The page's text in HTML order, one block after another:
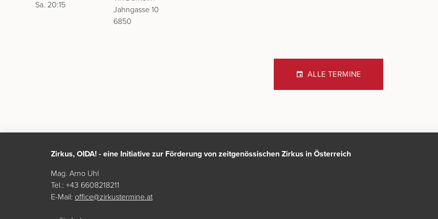
Sa. 20:15
Jahngasse 10
6850
ALLE TERMINE
Zirkus, OIDA! - eine Initiative zur Förderung von zeitgenössischen Zirkus in Österreich
Mag. Arno Uhl
Tel.: +43 6608218211
E-Mail: office@zirkustermine.at